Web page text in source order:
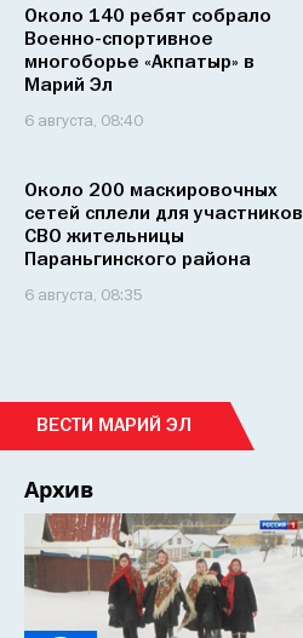
Около 140 ребят собрало
Военно-спортивное
многоборье «Акпатыр» в
Марий Эл
6 августа, 08:40
Около 200 маскировочных
сетей сплели для участников
СВО жительницы
Параньгинского района
6 августа, 08:35
ВЕСТИ МАРИЙ ЭЛ
Архив